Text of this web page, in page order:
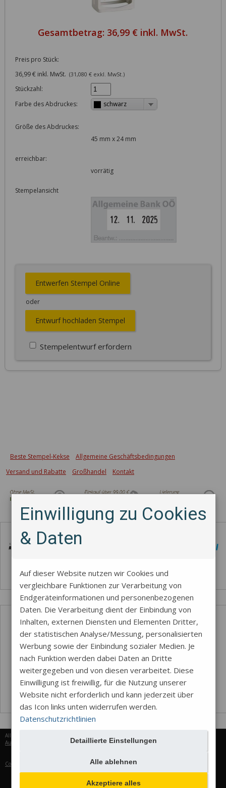
Gesamtbetrag: 36,99 € inkl. MwSt.
Preis pro Stück:
36,99 € inkl. MwSt. (31,080 € exkl. MwSt.)
Stückzahl:
Farbe des Abdruckes:
schwarz
Größe des Abdruckes:
45 mm x 24 mm
erreichbar:
vorrätig
Stempelansicht
Entwerfen Stempel Online
oder
Entwurf hochladen Stempel
Stempelentwurf erfordern
Beste Stempel-Kekse
Allgemeine Geschäftsbedingungen
Versand und Rabatte
Großhandel Kontakt
Alle Rechte vorbehalten © 2026
Aureus Services
Cookie-Einstellungen
Einwilligung zu Cookies
& Daten
Auf dieser Website nutzen wir Cookies und
vergleichbare Funktionen zur Verarbeitung von
Endgeräteinformationen und personenbezogenen
Daten. Die Verarbeitung dient der Einbindung von
Inhalten, externen Diensten und Elementen Dritter,
der statistischen Analyse/Messung, personalisierten
Werbung sowie der Einbindung sozialer Medien. Je
nach Funktion werden dabei Daten an Dritte
weitergegeben und von diesen verarbeitet. Diese
Einwilligung ist freiwillig, für die Nutzung unserer
Website nicht erforderlich und kann jederzeit über
das Icon links unten widerrufen werden.
Datenschutzrichtlinien
Detaillierte Einstellungen
Alle ablehnen
Akzeptiere alles